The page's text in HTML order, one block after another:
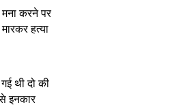
करने पर
हत्या
थी दो की
इनकार